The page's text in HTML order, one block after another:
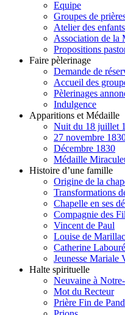
Equipe
Groupes de
Atelier des enfants
Association de la
Propositions
Faire pèlerinage
Demande de
Accueil des
Pèlerinages
Indulgence
Apparitions et Médaille
Nuit du 18 juillet
27 novembre
Décembre 1830
Médaille
Histoire d’une famille
Origine de la
Transformations
Chapelle en ses
Compagnie des
Vincent de Paul
Louise de Marillac
Catherine Labouré
Jeunesse Mariale
Halte spirituelle
Neuvaine à
Mot du Recteur
Prière Fin de